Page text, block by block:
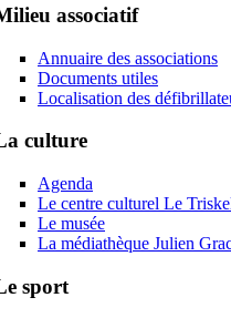
associatif
Annuaire des associations
Documents utiles
Localisation des
culture
Agenda
Le centre culturel Le
Le musée
La médiathèque Julien
sport